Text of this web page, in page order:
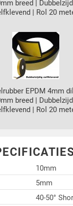
breed |
| Rol 20
EPDM 4mm
breed |
| Rol 20
10mm
5mm
40-50°